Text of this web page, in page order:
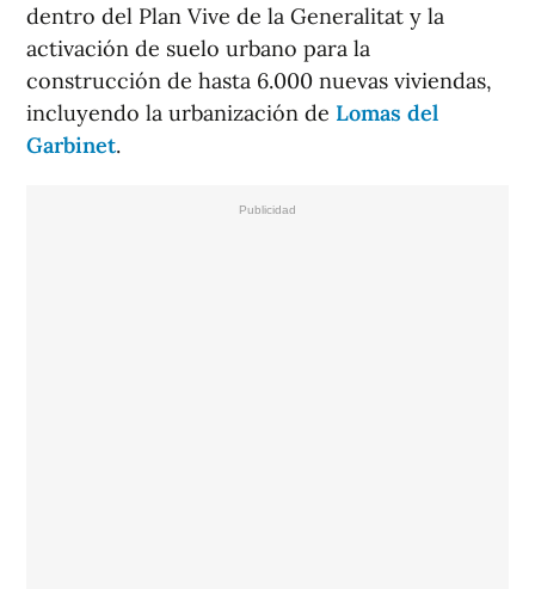
dentro del Plan Vive de la Generalitat y la
activación de suelo urbano para la
construcción de hasta 6.000 nuevas viviendas,
incluyendo la urbanización de Lomas del
Garbinet.